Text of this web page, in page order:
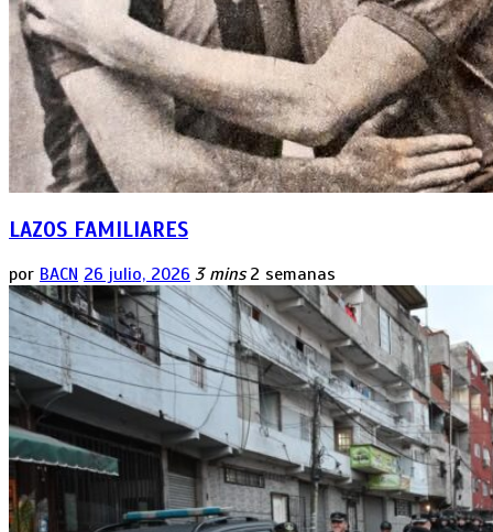
LAZOS FAMILIARES
por BACN 26 julio, 2026 3 mins 2 semanas